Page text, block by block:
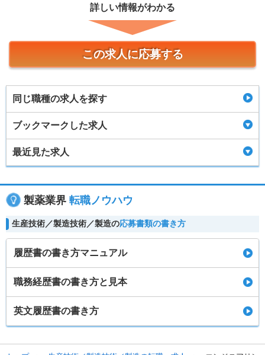
詳しい情報がわかる
この求人に応募する
同じ職種の求人を探す
ブックマークした求人
最近見た求人
製薬業界 転職ノウハウ
生産技術／製造技術／製造の応募書類の書き方
履歴書の書き方マニュアル
職務経歴書の書き方と見本
英文履歴書の書き方